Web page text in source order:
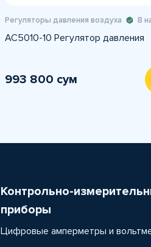
Регуляторы давления воздуха В
AC5010-10 Регулятор давления
993 800 сум
Контрольно-
приборы
Цифровые амперметры и